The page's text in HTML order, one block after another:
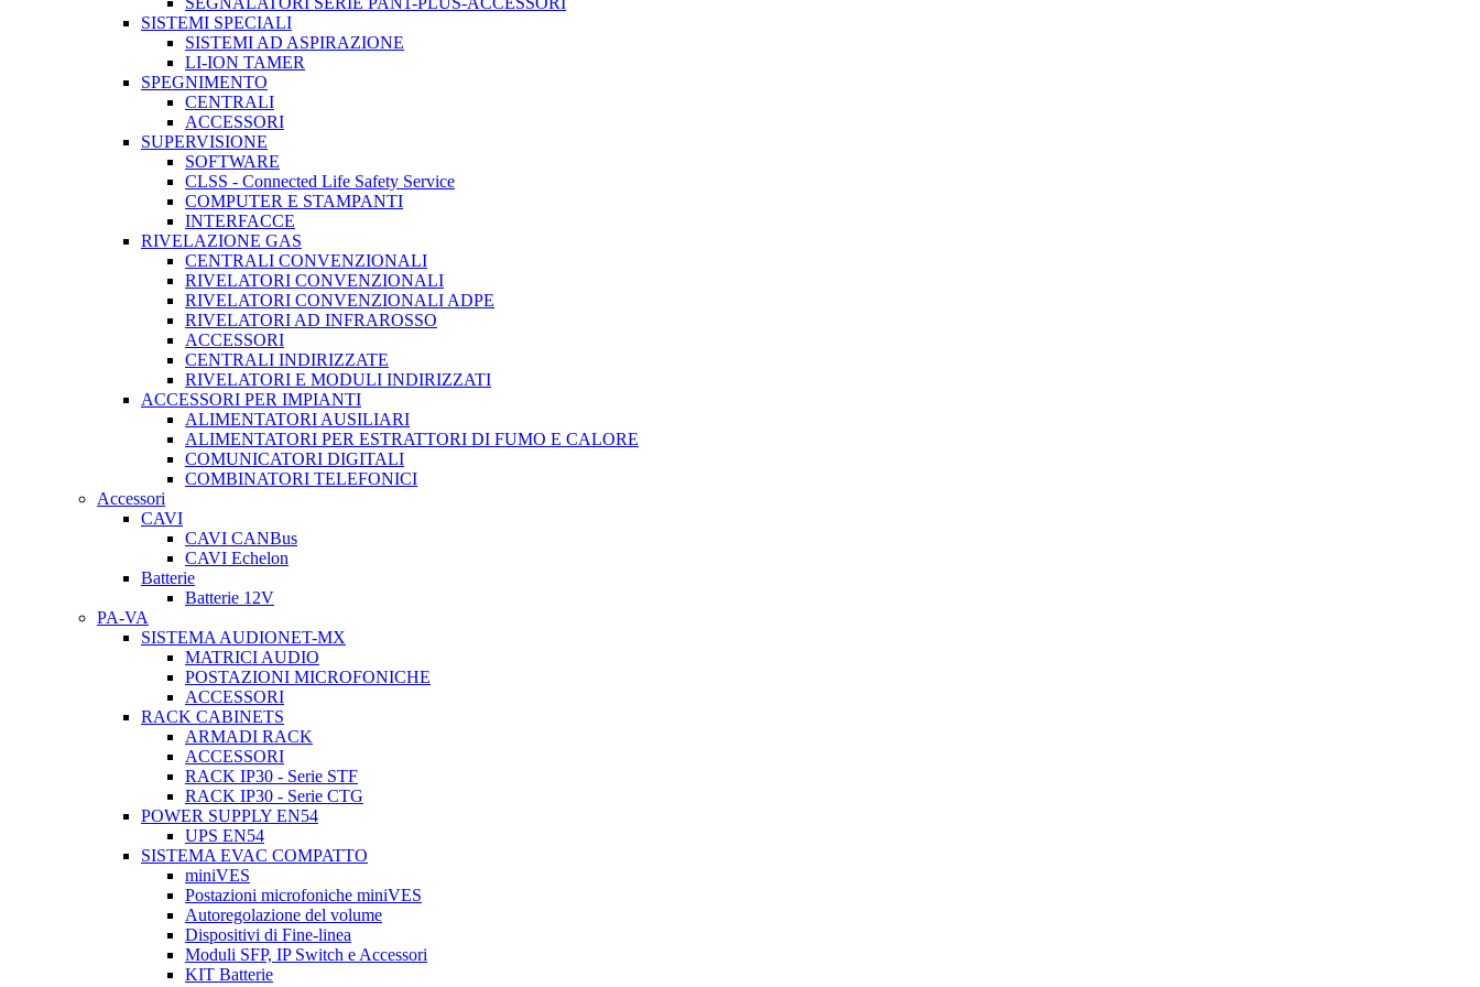
SISTEMI SPECIALI
SISTEMI AD ASPIRAZIONE
LI-ION TAMER
SPEGNIMENTO
CENTRALI
ACCESSORI
SUPERVISIONE
SOFTWARE
CLSS - Connected Life Safety Service
COMPUTER E STAMPANTI
INTERFACCE
RIVELAZIONE GAS
CENTRALI CONVENZIONALI
RIVELATORI CONVENZIONALI
RIVELATORI CONVENZIONALI ADPE
RIVELATORI AD INFRAROSSO
ACCESSORI
CENTRALI INDIRIZZATE
RIVELATORI E MODULI INDIRIZZATI
ACCESSORI PER IMPIANTI
ALIMENTATORI AUSILIARI
ALIMENTATORI PER ESTRATTORI DI FUMO E CALORE
COMUNICATORI DIGITALI
COMBINATORI TELEFONICI
Accessori
CAVI
CAVI CANBus
CAVI Echelon
Batterie
Batterie 12V
PA-VA
SISTEMA AUDIONET-MX
MATRICI AUDIO
POSTAZIONI MICROFONICHE
ACCESSORI
RACK CABINETS
ARMADI RACK
ACCESSORI
RACK IP30 - Serie STF
RACK IP30 - Serie CTG
POWER SUPPLY EN54
UPS EN54
SISTEMA EVAC COMPATTO
miniVES
Postazioni microfoniche miniVES
Autoregolazione del volume
Dispositivi di Fine-linea
Moduli SFP, IP Switch e Accessori
KIT Batterie